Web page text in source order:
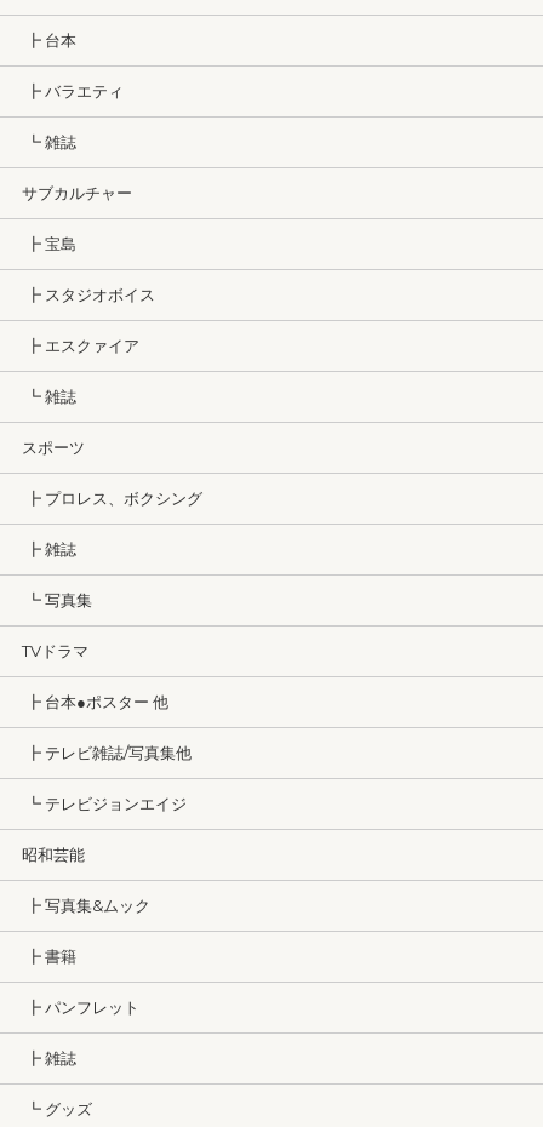
┣ 台本
┣ バラエティ
┗ 雑誌
サブカルチャー
┣ 宝島
┣ スタジオボイス
┣ エスクァイア
┗ 雑誌
スポーツ
┣ プロレス、ボクシング
┣ 雑誌
┗ 写真集
TVドラマ
┣ 台本●ポスター 他
┣ テレビ雑誌/写真集他
┗ テレビジョンエイジ
昭和芸能
┣ 写真集&ムック
┣ 書籍
┣ パンフレット
┣ 雑誌
┗ グッズ